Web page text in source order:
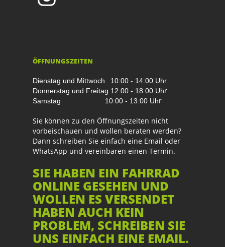
ÖFFNUNGSZEITEN
Dienstag und Mittwoch
10:00 - 14:00 Uhr
Donnerstag und Freitag 12:00 - 18:00 Uhr
Samstag 10:00 - 13:00 Uhr
Sie können zu den Öffnungszeiten nicht
vorbeischauen und wollen beraten werden?
Dann schreiben Sie einfach eine Email oder
WhatsApp und vereinbaren einen Termin.
SIE HABEN EIN FAHRRAD
ONLINE GESEHEN UND
WOLLEN ES VERSENDET
HABEN AUCH KEIN
PROBLEM, SCHREIBEN SIE
UNS EINFACH EINE EMAIL.